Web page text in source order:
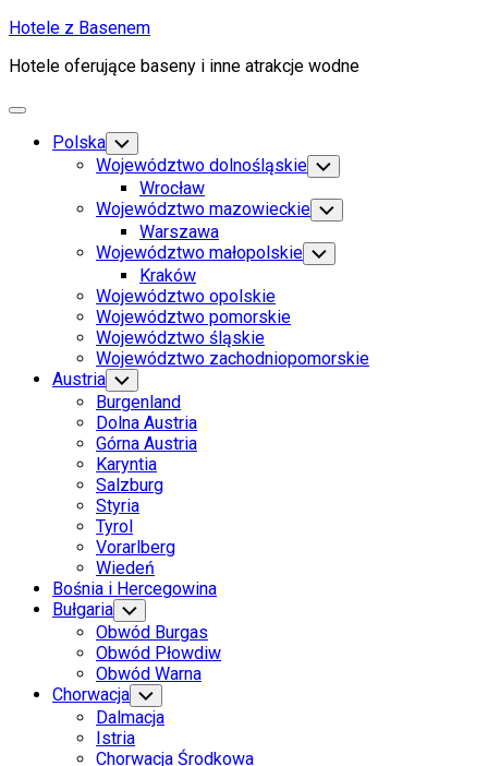
Skip
content
Hotele z Basenem
Hotele oferujące baseny i inne atrakcje wodne
Expand
Polska Toggle
Child
Menu
Województwo dolnośląskie Toggle
Child
Menu
Wrocław
Województwo mazowieckie Toggle
Child
Menu
Warszawa
Województwo małopolskie Toggle
Child
Kraków
Województwo opolskie
Województwo pomorskie
Województwo śląskie
Województwo zachodniopomorskie
Austria Toggle
Child
Menu
Burgenland
Dolna Austria
Górna Austria
Karyntia
Salzburg
Styria
Tyrol
Vorarlberg
Wiedeń
Bośnia i Hercegowina
Bułgaria Toggle
Child
Menu
Obwód Burgas
Obwód Płowdiw
Obwód Warna
Chorwacja Toggle
Child
Menu
Dalmacja
Istria
Chorwacja Środkowa